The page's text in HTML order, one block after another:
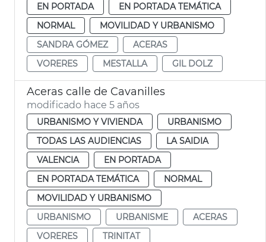
EN PORTADA
EN PORTADA TEMÁTICA
NORMAL
MOVILIDAD Y URBANISMO
SANDRA GÓMEZ
ACERAS
VORERES
MESTALLA GIL DOLZ
Aceras calle de Cavanilles
modificado hace 5 años
URBANISMO Y VIVIENDA
URBANISMO
TODAS LAS AUDIENCIAS
LA SAIDIA
VALENCIA
EN PORTADA
EN PORTADA TEMÁTICA
NORMAL
MOVILIDAD Y URBANISMO
URBANISMO
URBANISME
ACERAS
VORERES
TRINITAT